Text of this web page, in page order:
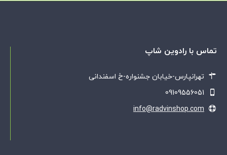
تماس با رادوین شاپ
تهرانپارس-خیابان جشنواره-خ اسفندانی
09109556051
info@radvinshop.com